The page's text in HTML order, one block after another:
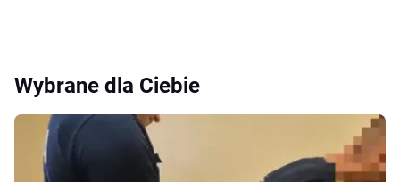
Wybrane dla Ciebie